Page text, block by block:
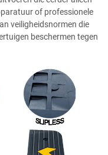
of professionele
veiligheidsnormen die
beschermen tegen